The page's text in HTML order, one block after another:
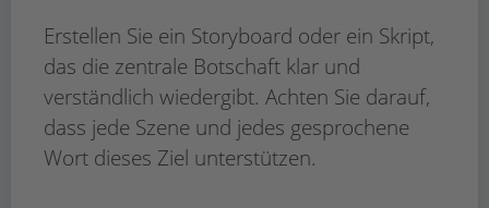
Erstellen Sie ein Storyboard oder ein Skript,
das die zentrale Botschaft klar und
verständlich wiedergibt. Achten Sie darauf,
dass jede Szene und jedes gesprochene
Wort dieses Ziel unterstützen.